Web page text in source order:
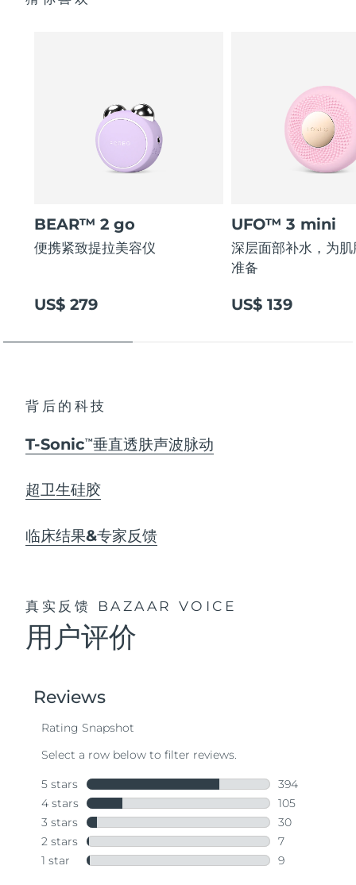
BEAR™ 2 go
便携紧致提拉美容仪
US$ 279
UFO™ 3 mini
深层面部补水，为
准备
US$ 139
背后的科技
T-SonicTM 垂直透肤声波脉动
超卫生硅胶
临床结果&专家反馈
真实反馈 BAZAAR VOICE
用户评价